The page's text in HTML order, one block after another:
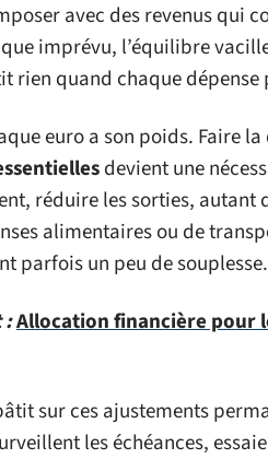
avec des revenus qui
imprévu, l’équilibre
rien quand chaque dépense
euro a son poids. Faire
devient une
réduire les sorties,
alimentaires ou de
parfois un peu de souplesse.
:Allocation financière pour
sur ces ajustements
les échéances,